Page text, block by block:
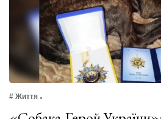
# Життя